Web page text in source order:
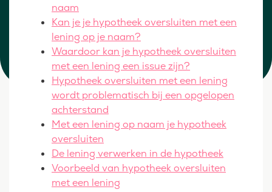
naam
Kan je je hypotheek oversluiten met een
lening op je naam?
Waardoor kan je hypotheek oversluiten
met een lening een issue zijn?
Hypotheek oversluiten met een lening
wordt problematisch bij een opgelopen
achterstand
Met een lening op naam je hypotheek
oversluiten
De lening verwerken in de hypotheek
Voorbeeld van hypotheek oversluiten
met een lening